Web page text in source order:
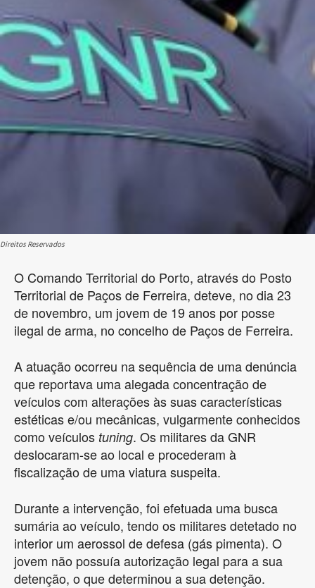
Direitos Reservados
O Comando Territorial do Porto, através do Posto
Territorial de Paços de Ferreira, deteve, no dia 23
de novembro, um jovem de 19 anos por posse
ilegal de arma, no concelho de Paços de Ferreira.
A atuação ocorreu na sequência de uma denúncia
que reportava uma alegada concentração de
veículos com alterações às suas características
estéticas e/ou mecânicas, vulgarmente conhecidos
como veículos tuning. Os militares da GNR
deslocaram-se ao local e procederam à
fiscalização de uma viatura suspeita.
Durante a intervenção, foi efetuada uma busca
sumária ao veículo, tendo os militares detetado no
interior um aerossol de defesa (gás pimenta). O
jovem não possuía autorização legal para a sua
detenção, o que determinou a sua detenção.